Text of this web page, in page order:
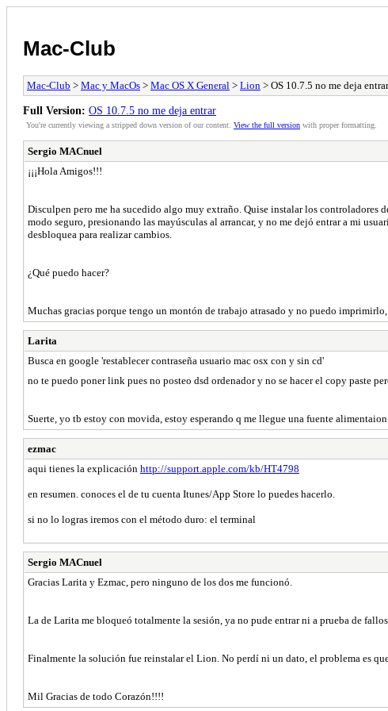
Mac-Club
Mac-Club > Mac y MacOs > Mac OS X General > Lion > OS 10.7.5 no me deja entrar
Full Version: OS 10.7.5 no me deja entrar
You're currently viewing a stripped down version of our content. View the full version with proper formatting.
Sergio MACnuel
¡¡¡Hola Amigos!!!
Disculpen pero me ha sucedido algo muy extraño. Quise instalar los controladores
modo seguro, presionando las mayúsculas al arrancar, y no me dejó entrar a mi
desbloquea para realizar cambios.
¿Qué puedo hacer?
Muchas gracias porque tengo un montón de trabajo atrasado y no puedo imprimirlo,
Larita
Busca en google 'restablecer contraseña usuario mac osx con y sin cd'
no te puedo poner link pues no posteo dsd ordenador y no se hacer el copy paste
Suerte, yo tb estoy con movida, estoy esperando q me llegue una fuente
ezmac
aqui tienes la explicación http://support.apple.com/kb/HT4798
en resumen. conoces el de tu cuenta Itunes/App Store lo puedes hacerlo.
si no lo logras iremos con el método duro: el terminal
Sergio MACnuel
Gracias Larita y Ezmac, pero ninguno de los dos me funcionó.
La de Larita me bloqueó totalmente la sesión, ya no pude entrar ni a prueba de
Finalmente la solución fue reinstalar el Lion. No perdí ni un dato, el problema es
Mil Gracias de todo Corazón!!!!